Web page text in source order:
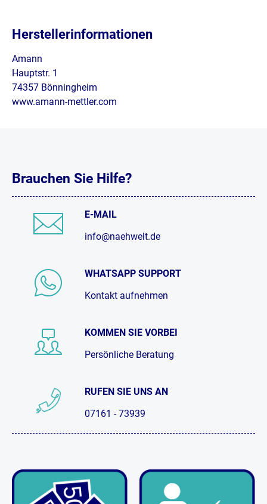
Herstellerinformationen
Amann
Hauptstr. 1
74357 Bönningheim
www.amann-mettler.com
Brauchen Sie Hilfe?
E-MAIL
info@naehwelt.de
WHATSAPP SUPPORT
Kontakt aufnehmen
KOMMEN SIE VORBEI
Persönliche Beratung
RUFEN SIE UNS AN
07161 - 73939